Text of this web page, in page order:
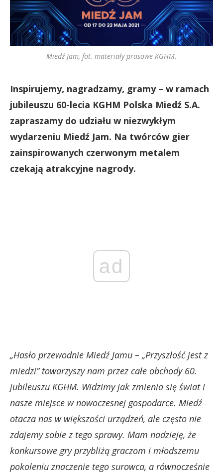
Miedź Jam, fot. materiały prasowe KGHM.
Inspirujemy, nagradzamy, gramy – w ramach
jubileuszu 60-lecia KGHM Polska Miedź S.A.
zapraszamy do udziału w niezwykłym
wydarzeniu Miedź Jam. Na twórców gier
zainspirowanych czerwonym metalem
czekają atrakcyjne nagrody.
ad
„Hasło przewodnie Miedź Jamu – „Przyszłość jest z
miedzi” towarzyszy nam przez całe obchody 60.
jubileuszu KGHM. Widzimy jak zmienia się świat i
nasze miejsce w nowoczesnej gospodarce. Miedź
otacza nas w większości urządzeń, ale często nie
zdajemy sobie z tego sprawy. Mam nadzieję, że
konkursowe gry przybliżą graczom i młodszemu
pokoleniu znaczenie tego surowca, a równocześnie